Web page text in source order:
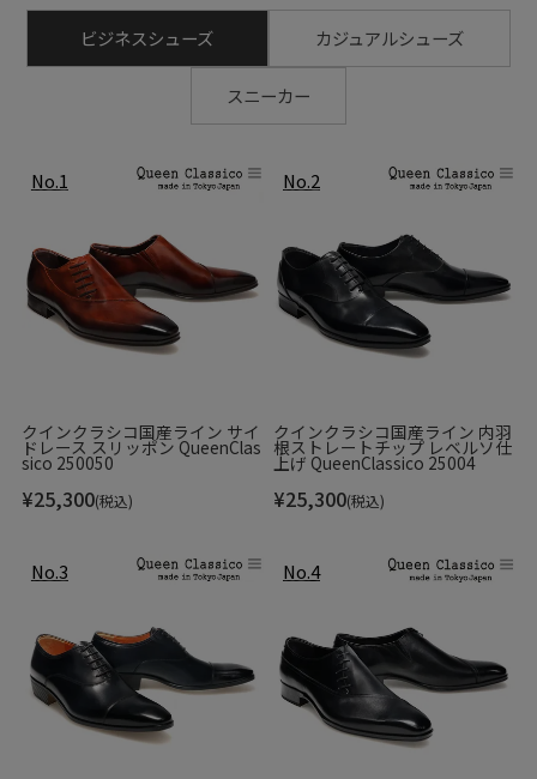
ポップな「ウォーキングW6YZ」のプリントが視覚的に楽し
く、毎日のウォーキングやカジュアルコーディネートに最適
な、ストレスフリーでスタイリッシュなスニーカーです。
ビジネスシューズ カジュアルシューズ
スニーカー
クインクラシコ国産ライン サイ
ドレース スリッポン QueenClas
sico 250050
¥25,300(税込)
クインクラシコ国産ライン 内羽
根ストレートチップ レベルソ仕
上げ QueenClassico 25004
¥25,300(税込)